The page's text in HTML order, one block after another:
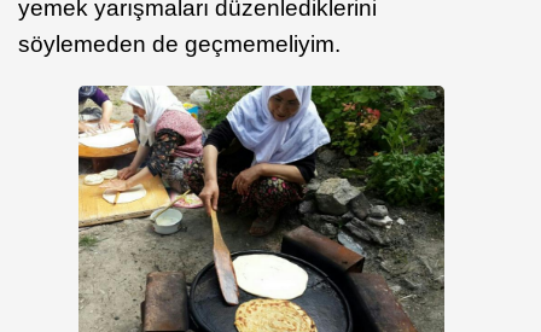
yemek yarışmaları düzenlediklerini
söylemeden de geçmemeliyim.